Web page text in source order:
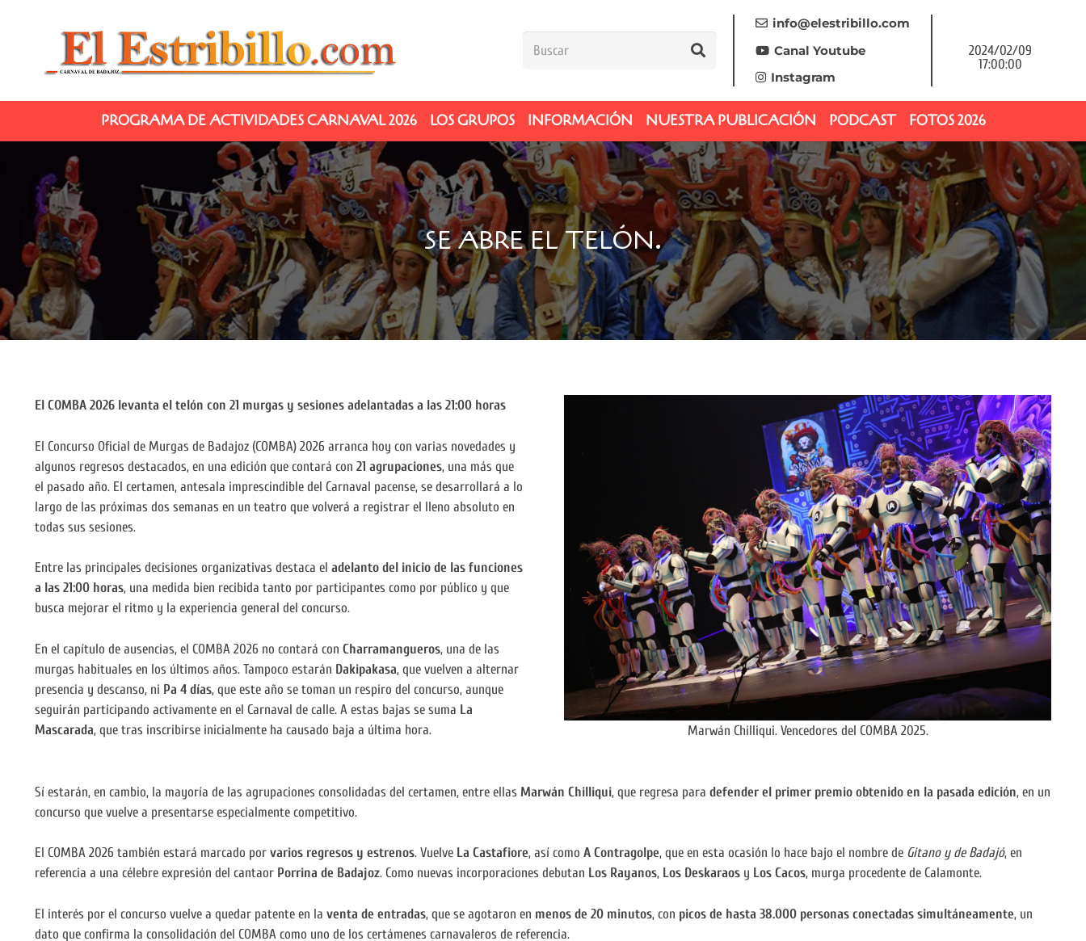
info@elestribillo.com
Canal Youtube
Instagram
2024/02/09
17:00:00
PROGRAMA DE ACTIVIDADES CARNAVAL 2026 LOS GRUPOS INFORMACIÓN NUESTRA PUBLICACIÓN PODCAST FOTOS 2026
SE ABRE EL TELÓN.
El COMBA 2026 levanta el telón con 21 murgas y sesiones adelantadas a las 21:00 horas
El Concurso Oficial de Murgas de Badajoz (COMBA) 2026 arranca hoy con varias novedades y
algunos regresos destacados, en una edición que contará con 21 agrupaciones, una más que
el pasado año. El certamen, antesala imprescindible del Carnaval pacense, se desarrollará a lo
largo de las próximas dos semanas en un teatro que volverá a registrar el lleno absoluto en
todas sus sesiones.
Entre las principales decisiones organizativas destaca el adelanto del inicio de las funciones
a las 21:00 horas, una medida bien recibida tanto por participantes como por público y que
busca mejorar el ritmo y la experiencia general del concurso.
En el capítulo de ausencias, el COMBA 2026 no contará con Charramangueros, una de las
murgas habituales en los últimos años. Tampoco estarán Dakipakasa, que vuelven a alternar
presencia y descanso, ni Pa 4 días, que este año se toman un respiro del concurso, aunque
seguirán participando activamente en el Carnaval de calle. A estas bajas se suma La
Mascarada, que tras inscribirse inicialmente ha causado baja a última hora. Marwán Chilliqui. Vencedores del COMBA 2025.
Sí estarán, en cambio, la mayoría de las agrupaciones consolidadas del certamen, entre ellas Marwán Chilliqui, que regresa para defender el primer premio obtenido en la pasada edición, en un
concurso que vuelve a presentarse especialmente competitivo.
El COMBA 2026 también estará marcado por varios regresos y estrenos. Vuelve La Castafiore, así como A Contragolpe, que en esta ocasión lo hace bajo el nombre de Gitano y de Badajó, en
referencia a una célebre expresión del cantaor Porrina de Badajoz. Como nuevas incorporaciones debutan Los Rayanos, Los Deskaraosy Los Cacos, murga procedente de Calamonte.
El interés por el concurso vuelve a quedar patente en la venta de entradas, que se agotaron en menos de 20 minutos, con picos de hasta 38.000 personas conectadas simultáneamente, un
dato que confirma la consolidación del COMBA como uno de los certámenes carnavaleros de referencia.